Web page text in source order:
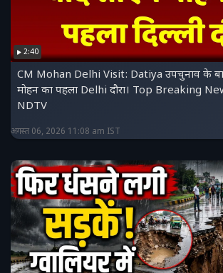
2:40
CM Mohan Delhi Visit: Datiya उपचुनाव के
मोहन का पहला Delhi दौरा। Top Breaking
NDTV
अगस्त 06, 2026 11:08 am IST